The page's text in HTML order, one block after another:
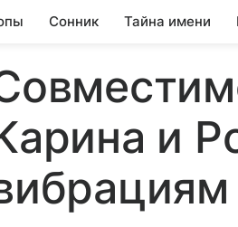
Сонник Тайна имени
и